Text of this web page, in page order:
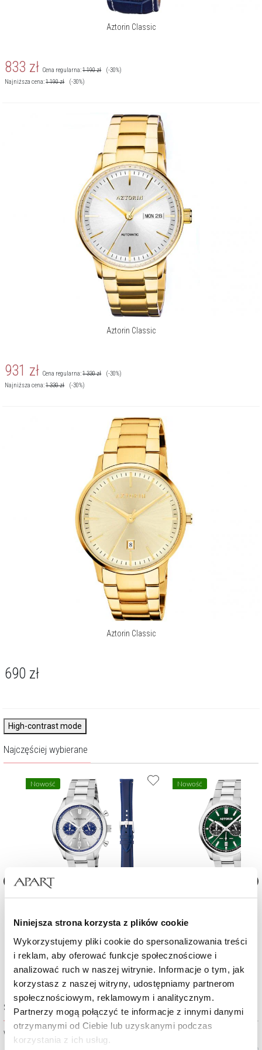
Niniejsza strona korzysta z plików cookie
Wykorzystujemy pliki cookie do spersonalizowania treści
i reklam, aby oferować funkcje społecznościowe i
analizować ruch w naszej witrynie. Informacje o tym, jak
korzystasz z naszej witryny, udostępniamy partnerom
społecznościowym, reklamowym i analitycznym.
Partnerzy mogą połączyć te informacje z innymi danymi
otrzymanymi od Ciebie lub uzyskanymi podczas
korzystania z ich usług.
Aztorin Classic
833 zł Cena regularna:1 190zł
(-30%)
Najniższa cena:1 190zł (-30%)
Aztorin Classic
931 zł Cena regularna:1 330zł
(-30%)
Najniższa cena:1 330zł (-30%)
Aztorin Classic
690 zł
High-contrast mode
Najczęściej wybierane
Nowość
Zegarek męski Aztorin Sport
970 zł
Nowość
Zegarek męski Aztorin
970zł
Sprawdź dostępność w salonie
Wybierz miasto lub salon